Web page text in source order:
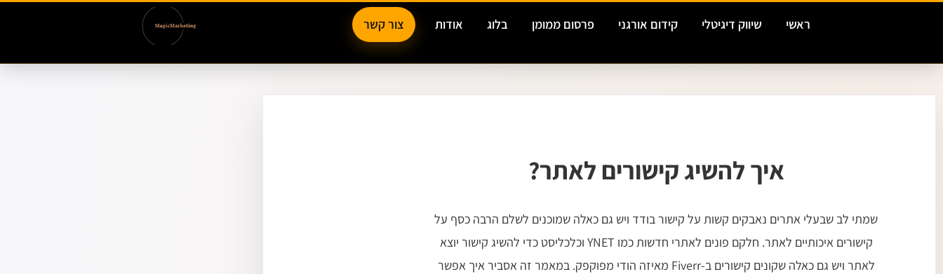
ראשי שיווק דיגיטלי קידום אורגני פרסום ממומן בלוג אודות צור קשר
איך להשיג קישורים לאתר?
שמתי לב שבעלי אתרים נאבקים קשות על קישור בודד ויש גם כאלה שמוכנים לשלם הרבה כסף על
קישורים איכותיים לאתר. חלקם פונים לאתרי חדשות כמו YNET וכלכליסט כדי להשיג קישור יוצא
לאתר ויש גם כאלה שקונים קישורים ב-Fiverr מאיזה הודי מפוקפק. במאמר זה אסביר איך אפשר